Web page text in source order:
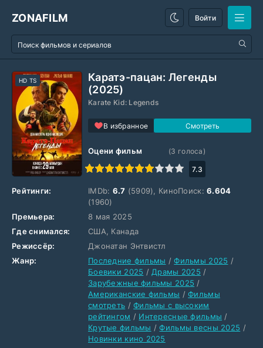
ZONAFILM Войти
Каратэ-пацан: Легенды
(2025)
Karate Kid: Legends
В избранное
HD TS
Оцени фильм
2 3 4 7 8 9 10
(3 голоса)
7.3
Рейтинги: IMDb: 6.7 (5909), КиноПоиск:6.604
(1960)
Премьера:
8 мая 2025
Где снимался:
США, Канада
Режиссёр:
Джонатан Энтвистл
Жанр:
Последние фильмы /Фильмы 2025 /
Боевики 2025 / Драмы 2025 /
Зарубежные фильмы 2025 /
Американские фильмы /Фильмы
смотреть /Фильмы с высоким
рейтингом / Интересные фильмы /
Крутые фильмы /Фильмы весны 2025 /
Новинки кино 2025